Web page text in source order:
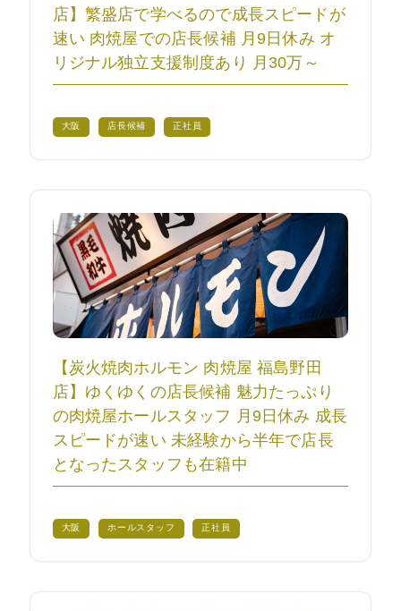
店】繁盛店で学べるので成長スピードが
速い 肉焼屋での店長候補 月9日休み オ
リジナル独立支援制度あり 月30万～
大阪 店長候補 正社員
【炭火焼肉ホルモン 肉焼屋 福島野田
店】ゆくゆくの店長候補 魅力たっぷり
の肉焼屋ホールスタッフ 月9日休み 成長
スピードが速い 未経験から半年で店長
となったスタッフも在籍中
大阪 ホールスタッフ 正社員